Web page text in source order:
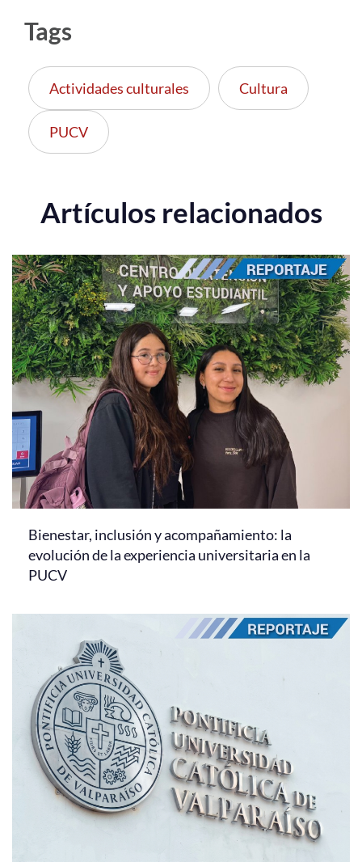
Tags
Actividades culturales Cultura
PUCV
Artículos relacionados
Bienestar, inclusión y acompañamiento: la
evolución de la experiencia universitaria en la
PUCV